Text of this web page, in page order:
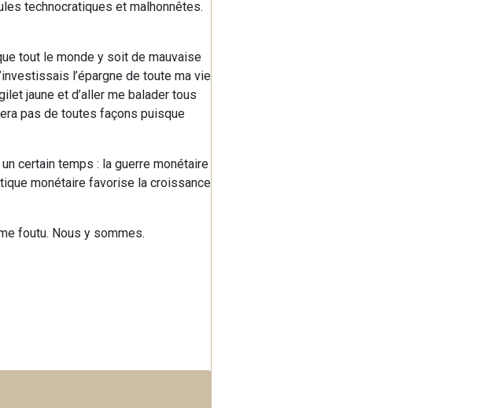
technocratiques et malhonnêtes.
tout le monde y soit de mauvaise
l’épargne de toute ma vie
jaune et d’aller me balader tous
pas de toutes façons puisque
certain temps : la guerre monétaire
monétaire favorise la croissance
foutu. Nous y sommes.